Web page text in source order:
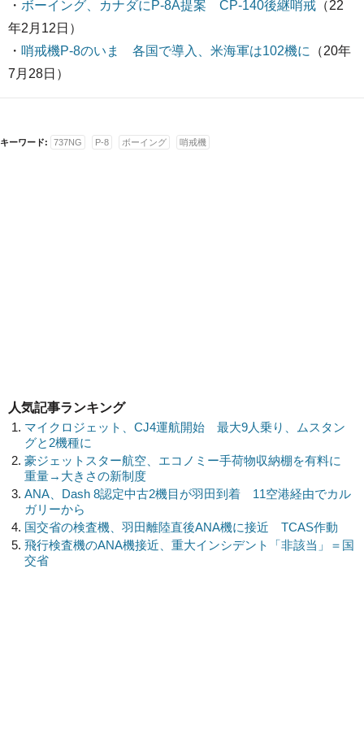
・ ボーイング、カナダにP-8A提案 CP-140後継哨戒 （22
年2月12日）
・ 哨戒機P-8のいま 各国で導入、米海軍は102機に
（20年
7月28日）
キーワード: 737NG P-8 ボーイング 哨戒機
人気記事ランキング
マイクロジェット、CJ4運航開始 最大9人乗り、ムスタン
グと2機種に
豪ジェットスター航空、エコノミー手荷物収納棚を有料に
重量→大きさの新制度
ANA、Dash 8認定中古2機目が羽田到着 11空港経由でカル
ガリーから
国交省の検査機、羽田離陸直後ANA機に接近 TCAS作動
飛行検査機のANA機接近、重大インシデント「非該当」＝国
交省